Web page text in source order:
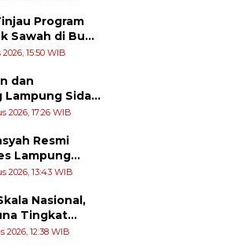
Program
Sawah di Bumi
Dapat Subsidi
15:50 WIB
dan
Lampung Sidak
di Lampung
2026, 17:26 WIB
Resmi
Lampung
2026, 13:43 WIB
Nasional,
Tingkat
Akan
2026, 12:38 WIB